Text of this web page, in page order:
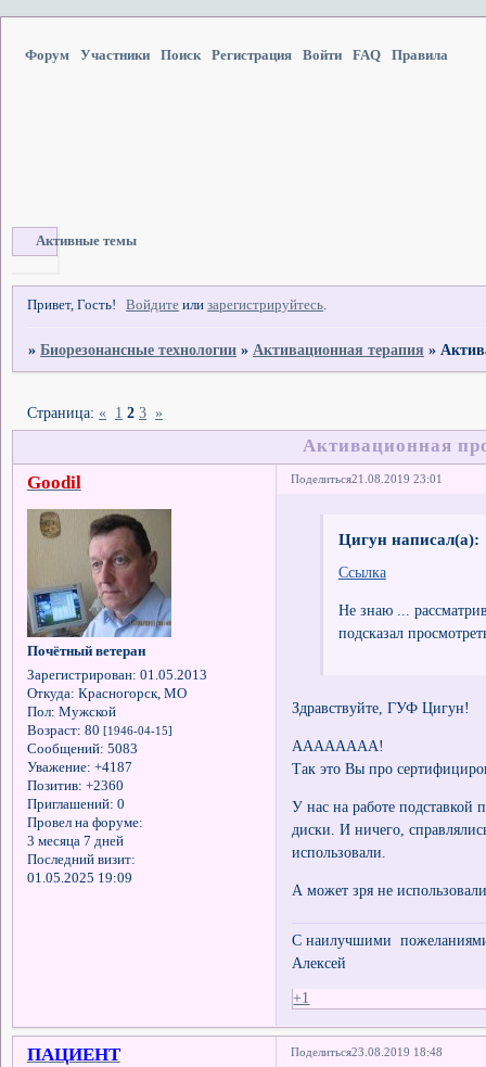
Форум Участники Поиск Регистрация Войти FAQ Правила
Активные темы
Привет, Гость! Войдите илизарегистрируйтесь.
»Биорезонансные технологии » Активационная терапия »
Активационная
Страница: « 1 2 3 »
Поделиться21.08.2019 23:01
Goodil
Почётный ветеран
Зарегистрирован: 01.05.2013
Откуда: Красногорск, МО
Пол: Мужской
Возраст: 80 [1946-04-15]
Сообщений: 5083
Уважение: +4187
Позитив: +2360
Приглашений: 0
Провел на форуме:
3 месяца 7 дней
Последний визит:
01.05.2025 19:09
Цигун написал(а):
Ссылка
Не знаю ...
подсказал
Здравствуйте, ГУФ Цигун!
АААААААА!
Так это Вы про
У нас на работе подставкой
диски. И ничего,
использовали.
А может зря не
С наилучшими пожеланиями
Алексей
+1
Поделиться23.08.2019 18:48
ПАЦИЕНТ